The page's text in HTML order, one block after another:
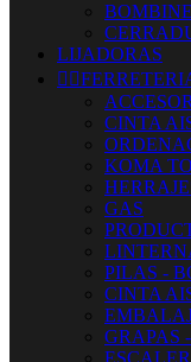
LIJADORAS
 
CINTA
KOMA
GAS
PILAS -
CINTA
GRAPAS